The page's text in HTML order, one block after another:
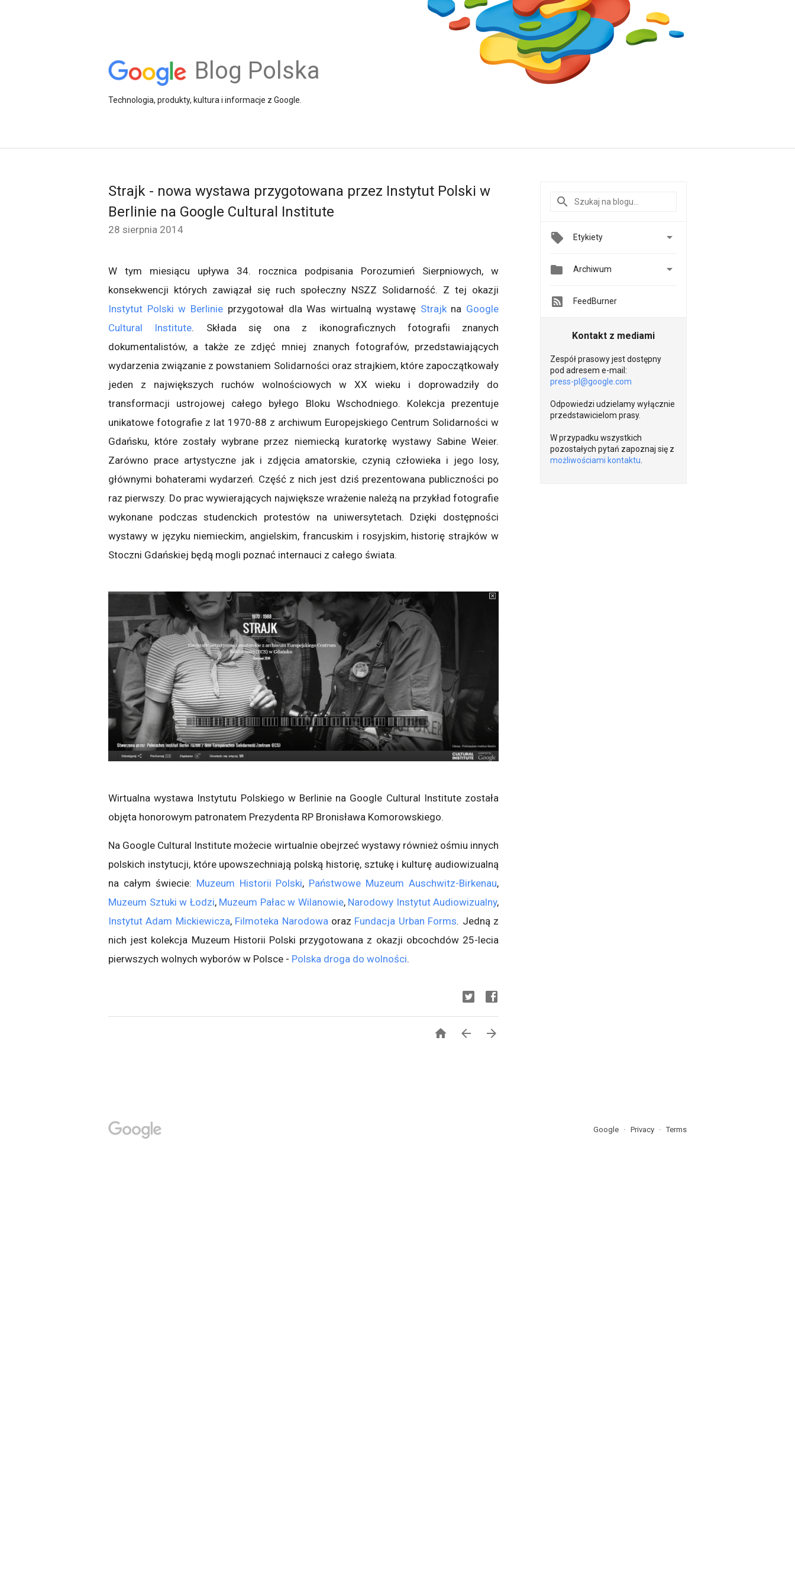
Blog Polska
Technologia, produkty, kultura i informacje z Google.
Strajk - nowa wystawa przygotowana przez Instytut Polski w
Berlinie na Google Cultural Institute
28 sierpnia 2014
W tym miesiącu upływa 34. rocznica podpisania Porozumień Sierpniowych, w
konsekwencji których zawiązał się ruch społeczny NSZZ Solidarność. Z tej okazji
Instytut Polski w Berlinie przygotował dla Was wirtualną wystawę Strajkna Google
Cultural Institute. Składa się ona z ikonograficznych fotografii znanych
dokumentalistów, a także ze zdjęć mniej znanych fotografów, przedstawiających
wydarzenia związanie z powstaniem Solidarności oraz strajkiem, które zapoczątkowały
jeden z największych ruchów wolnościowych w XX wieku i doprowadziły do
transformacji ustrojowej całego byłego Bloku Wschodniego. Kolekcja prezentuje
unikatowe fotografie z lat 1970-88 z archiwum Europejskiego Centrum Solidarności w
Gdańsku, które zostały wybrane przez niemiecką kuratorkę wystawy Sabine Weier.
Zarówno prace artystyczne jak i zdjęcia amatorskie, czynią człowieka i jego losy,
głównymi bohaterami wydarzeń. Część z nich jest dziś prezentowana publiczności po
raz pierwszy. Do prac wywierających największe wrażenie należą na przykład fotografie
wykonane podczas studenckich protestów na uniwersytetach. Dzięki dostępności
wystawy w języku niemieckim, angielskim, francuskim i rosyjskim, historię strajków w
Stoczni Gdańskiej będą mogli poznać internauci z całego świata.
Wirtualna wystawa Instytutu Polskiego w Berlinie na Google Cultural Institute została
objęta honorowym patronatem Prezydenta RP Bronisława Komorowskiego.
Na Google Cultural Institute możecie wirtualnie obejrzeć wystawy również ośmiu innych
polskich instytucji, które upowszechniają polską historię, sztukę i kulturę audiowizualną
na całym świecie: Muzeum Historii Polski, Państwowe Muzeum Auschwitz-Birkenau,
Muzeum Sztuki w Łodzi, Muzeum Pałac w Wilanowie, Narodowy Instytut Audiowizualny,
Instytut Adam Mickiewicza, Filmoteka Narodowa oraz Fundacja Urban Forms. Jedną z
nich jest kolekcja Muzeum Historii Polski przygotowana z okazji obcochdów 25-lecia
pierwszych wolnych wyborów w Polsce - Polska droga do wolności.
  
Etykiety 
 Archiwum 
FeedBurner
Kontakt z mediami
Zespół prasowy jest dostępny
pod adresem e-mail:
press-pl@google.com
Odpowiedzi udzielamy wyłącznie
przedstawicielom prasy.
W przypadku wszystkich
pozostałych pytań zapoznaj się z
możliwościami kontaktu
Google Privacy Terms